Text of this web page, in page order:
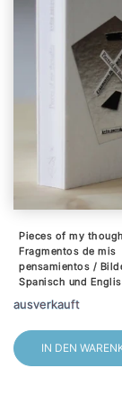
Pieces of my
Fragmentos de mis
pensamientos /
Spanisch und
ausverkauft
IN DEN